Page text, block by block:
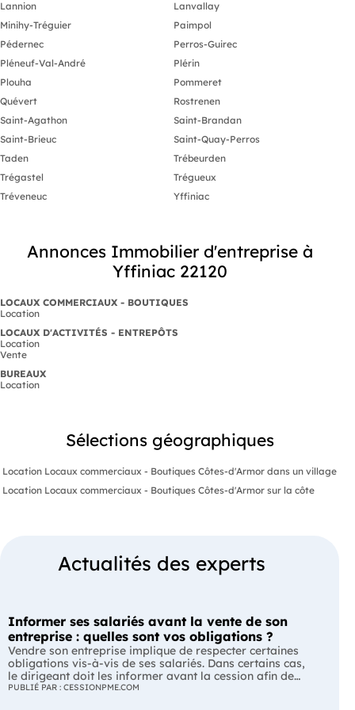
Lannion
Lanvallay
Minihy-Tréguier
Paimpol
Pédernec
Perros-Guirec
Pléneuf-Val-André
Plérin
Plouha
Pommeret
Quévert
Rostrenen
Saint-Agathon
Saint-Brandan
Saint-Brieuc
Saint-Quay-Perros
Taden
Trébeurden
Trégastel
Trégueux
Tréveneuc
Yffiniac
Annonces Immobilier d'entreprise à
Yffiniac 22120
LOCAUX COMMERCIAUX - BOUTIQUES
Location
LOCAUX D'ACTIVITÉS - ENTREPÔTS
Location
Vente
BUREAUX
Location
Sélections géographiques
Location Locaux commerciaux - Boutiques Côtes-d'Armor dans un village
Location Locaux commerciaux - Boutiques Côtes-d'Armor sur la côte
Actualités des experts
Informer ses salariés avant la vente de son
entreprise : quelles sont vos obligations ?
Vendre son entreprise implique de respecter certaines
obligations vis-à-vis de ses salariés. Dans certains cas,
le dirigeant doit les informer avant la cession afin de
leur permettre, s'ils le souhaitent, de présenter une offre
PUBLIÉ PAR : CESSIONPME.COM